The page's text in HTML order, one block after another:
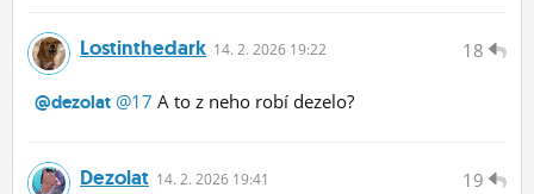
18
Lostinthedark 14. 2. 2026 19:22
@dezolat @17 A to z neho robí dezelo?
19
Dezolat 14. 2. 2026 19:41